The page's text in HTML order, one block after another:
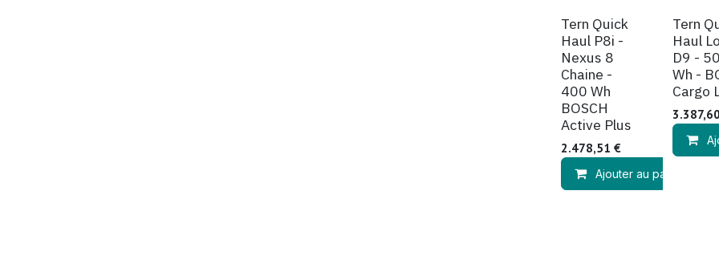
Sur commande
Tern Quick
Haul P8i -
Nexus 8
Chaine -
400 Wh
BOSCH
Active Plus
2.478,51 €
Ajouter au panier
Sur
Tern
Haul
D9 -
Wh -
Cargo
3.387,60